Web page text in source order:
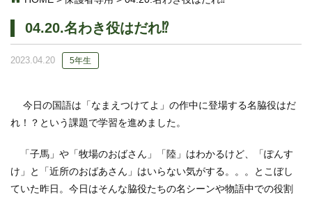
04.20.名わき役はだれ⁉︎
2023.04.20 5年生
今日の国語は「なまえつけてよ」の作中に登場する名脇役はだ
れ！？という課題で学習を進めました。
「子馬」や「牧場のおばさん」「陸」はわかるけど、「ぽんす
け」と「近所のおばあさん」はいらない気がする。。。とこぼし
ていた昨日。今日はそんな脇役たちの名シーンや物語中での役割